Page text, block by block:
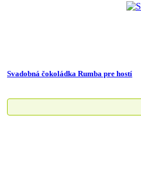
Svadobná čokoládka Rumba pre hostí